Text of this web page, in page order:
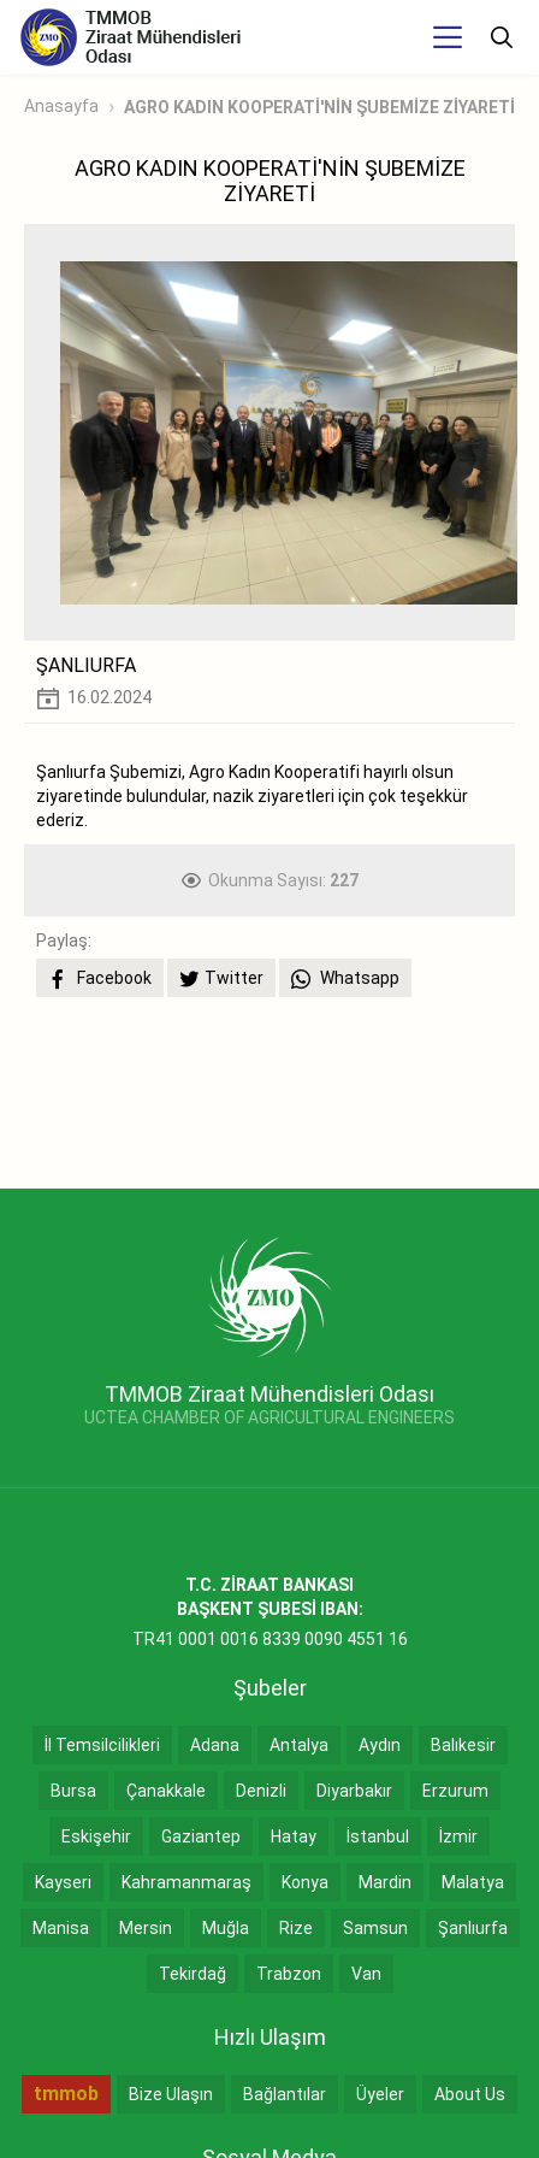
Anasayfa AGRO KADIN KOOPERATİ'NİN ŞUBEMİZE ZİYARETİ
AGRO KADIN KOOPERATİ'NİN ŞUBEMİZE
ZİYARETİ
ŞANLIURFA
16.02.2024
Şanlıurfa Şubemizi, Agro Kadın Kooperatifi hayırlı olsun
ziyaretinde bulundular, nazik ziyaretleri için çok teşekkür
ederiz.
Okunma Sayısı: 227
Paylaş:
Facebook
Twitter Whatsapp
TMMOB Ziraat Mühendisleri Odası
UCTEA CHAMBER OF AGRICULTURAL ENGINEERS
T.C. ZİRAAT BANKASI
BAŞKENT ŞUBESİ IBAN:
TR41 0001 0016 8339 0090 4551 16
Şubeler
İl Temsilcilikleri Adana Antalya Aydın Balıkesir
Bursa Çanakkale Denizli Diyarbakır Erzurum
Eskişehir Gaziantep Hatay İstanbul İzmir
Kayseri Kahramanmaraş Konya Mardin Malatya
Manisa Mersin Muğla Rize Samsun Şanlıurfa
Tekirdağ Trabzon Van
Hızlı Ulaşım
tmmob Bize Ulaşın Bağlantılar Üyeler About Us